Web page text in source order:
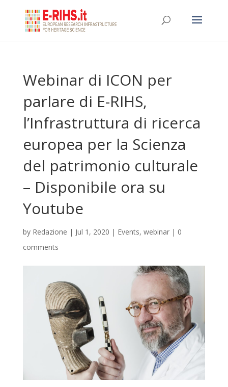
Webinar di ICON per
parlare di E-RIHS,
l’Infrastruttura di ricerca
europea per la Scienza
del patrimonio culturale
– Disponibile ora su
Youtube
by Redazione | Jul 1, 2020 | Events, webinar| 0
comments